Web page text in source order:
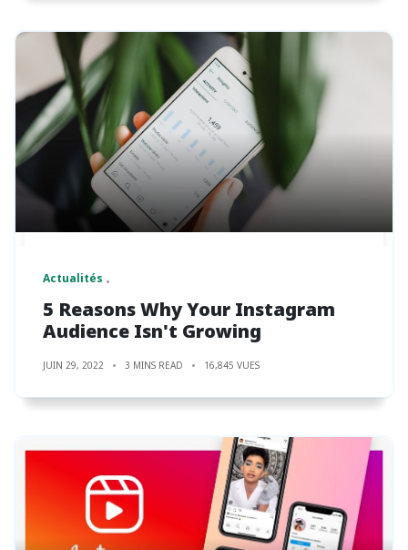
Actualités
5 Reasons Why Your Instagram
Audience Isn't Growing
JUIN 29, 2022 3 MINS READ 16,845 VUES